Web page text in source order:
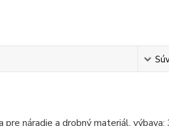
pre náradie a drobný materiál,